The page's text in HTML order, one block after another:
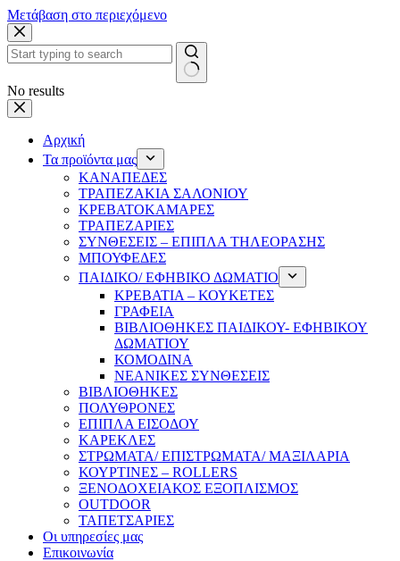
Μετάβαση στο περιεχόμενο
No results
Αρχική
Τα προϊόντα μας
ΚΑΝΑΠΕΔΕΣ
ΤΡΑΠΕΖΑΚΙΑ ΣΑΛΟΝΙΟΥ
ΚΡΕΒΑΤΟΚΑΜΑΡΕΣ
ΤΡΑΠΕΖΑΡΙΕΣ
ΣΥΝΘΕΣΕΙΣ – ΕΠΙΠΛΑ ΤΗΛΕΟΡΑΣΗΣ
ΜΠΟΥΦΕΔΕΣ
ΠΑΙΔΙΚΟ/ ΕΦΗΒΙΚΟ ΔΩΜΑΤΙΟ
ΚΡΕΒΑΤΙΑ – ΚΟΥΚΕΤΕΣ
ΓΡΑΦΕΙΑ
ΒΙΒΛΙΟΘΗΚΕΣ ΠΑΙΔΙΚΟΥ- ΕΦΗΒΙΚΟΥ
ΔΩΜΑΤΙΟΥ
ΚΟΜΟΔΙΝΑ
ΝΕΑΝΙΚΕΣ ΣΥΝΘΕΣΕΙΣ
ΒΙΒΛΙΟΘΗΚΕΣ
ΠΟΛΥΘΡΟΝΕΣ
ΕΠΙΠΛΑ ΕΙΣΟΔΟΥ
ΚΑΡΕΚΛΕΣ
ΣΤΡΩΜΑΤΑ/ ΕΠΙΣΤΡΩΜΑΤΑ/ ΜΑΞΙΛΑΡΙΑ
ΚΟΥΡΤΙΝΕΣ – ROLLERS
ΞΕΝΟΔΟΧΕΙΑΚΟΣ ΕΞΟΠΛΙΣΜΟΣ
OUTDOOR
ΤΑΠΕΤΣΑΡΙΕΣ
Οι υπηρεσίες μας
Επικοινωνία